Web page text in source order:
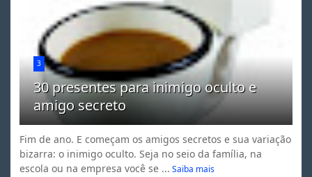
3
30 presentes para inimigo oculto e
amigo secreto
Fim de ano. E começam os amigos secretos e sua variação
bizarra: o inimigo oculto. Seja no seio da família, na
escola ou na empresa você se ... Saiba mais